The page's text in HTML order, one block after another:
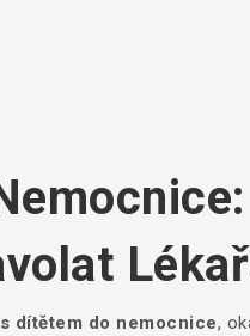
dítětem do nemocnice,